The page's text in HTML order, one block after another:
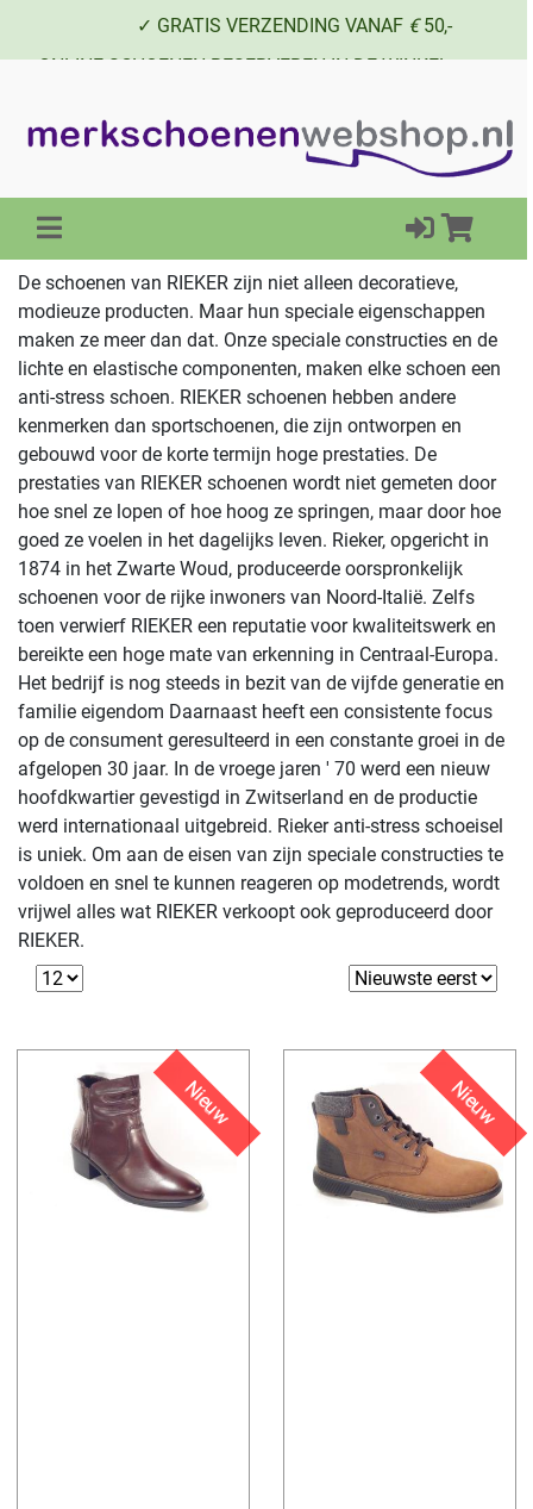
✓ GRATIS VERZENDING VANAF €50,-
✓ ONLINE SCHOENEN RESERVEREN IN DE WINKEL
De schoenen van RIEKER zijn niet alleen decoratieve,
modieuze producten. Maar hun speciale eigenschappen
maken ze meer dan dat. Onze speciale constructies en de
lichte en elastische componenten, maken elke schoen een
anti-stress schoen. RIEKER schoenen hebben andere
kenmerken dan sportschoenen, die zijn ontworpen en
gebouwd voor de korte termijn hoge prestaties. De
prestaties van RIEKER schoenen wordt niet gemeten door
hoe snel ze lopen of hoe hoog ze springen, maar door hoe
goed ze voelen in het dagelijks leven. Rieker, opgericht in
1874 in het Zwarte Woud, produceerde oorspronkelijk
schoenen voor de rijke inwoners van Noord-Italië. Zelfs
toen verwierf RIEKER een reputatie voor kwaliteitswerk en
bereikte een hoge mate van erkenning in Centraal-Europa.
Het bedrijf is nog steeds in bezit van de vijfde generatie en
familie eigendom Daarnaast heeft een consistente focus
op de consument geresulteerd in een constante groei in de
afgelopen 30 jaar. In de vroege jaren ' 70 werd een nieuw
hoofdkwartier gevestigd in Zwitserland en de productie
werd internationaal uitgebreid. Rieker anti-stress schoeisel
is uniek. Om aan de eisen van zijn speciale constructies te
voldoen en snel te kunnen reageren op modetrends, wordt
vrijwel alles wat RIEKER verkoopt ook geproduceerd door
RIEKER.
Nieuw Nieuw